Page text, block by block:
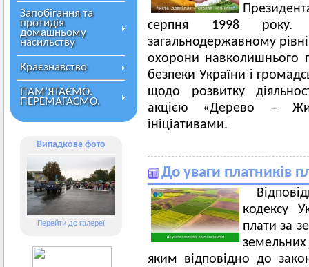
Запобігання та
протидія
домашньому
насильству
Краєзнавство
ПАМ’ЯТАЄМО.
ПЕРЕМАГАЄМО.
Випадкове фото
Перейти до галереї
серпня 1998
загальнодержавному рівні
охорони навколишнього
безпеки України і
щодо розвитку
акцією «Дерево –
ініціативами.
До уваги платників
кодексу
плати за
яким відповідно до